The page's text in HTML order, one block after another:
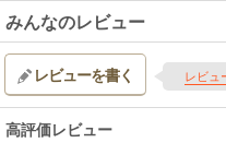
みんなのレビュー
レビューを書く レビュ
高評価レビュー